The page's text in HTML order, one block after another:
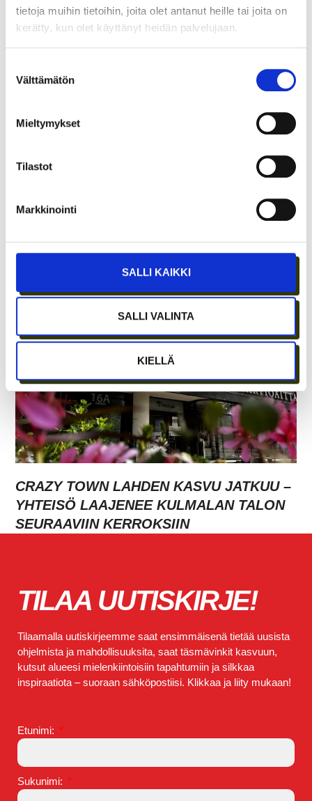
tietoja muihin tietoihin, joita olet antanut heille tai joita on
kerätty, kun olet käyttänyt heidän palvelujaan.
valinta
Välttämätön
Mieltymykset
Tilastot
Markkinointi
SALLI KAIKKI
SALLI VALINTA
KIELLÄ
ETÄTYÖN HONEYMOON-VAIHE ON OHI –
PARHAAT IDEAT SYNTYVÄT EDELLEEN
IHMISTEN AIDOISSA KOHTAAMISISSA
CRAZY TOWN LAHDEN KASVU JATKUU –
YHTEISÖ LAAJENEE KULMALAN TALON
SEURAAVIIN KERROKSIIN
TILAA UUTISKIRJE!
Tilaamalla uutiskirjeemme saat ensimmäisenä tietää uusista
ohjelmista ja mahdollisuuksita, saat täsmävinkit kasvuun,
kutsut alueesi mielenkiintoisiin tapahtumiin ja silkkaa
inspiraatiota – suoraan sähköpostiisi. Klikkaa ja liity mukaan!
Etunimi:
Sukunimi: